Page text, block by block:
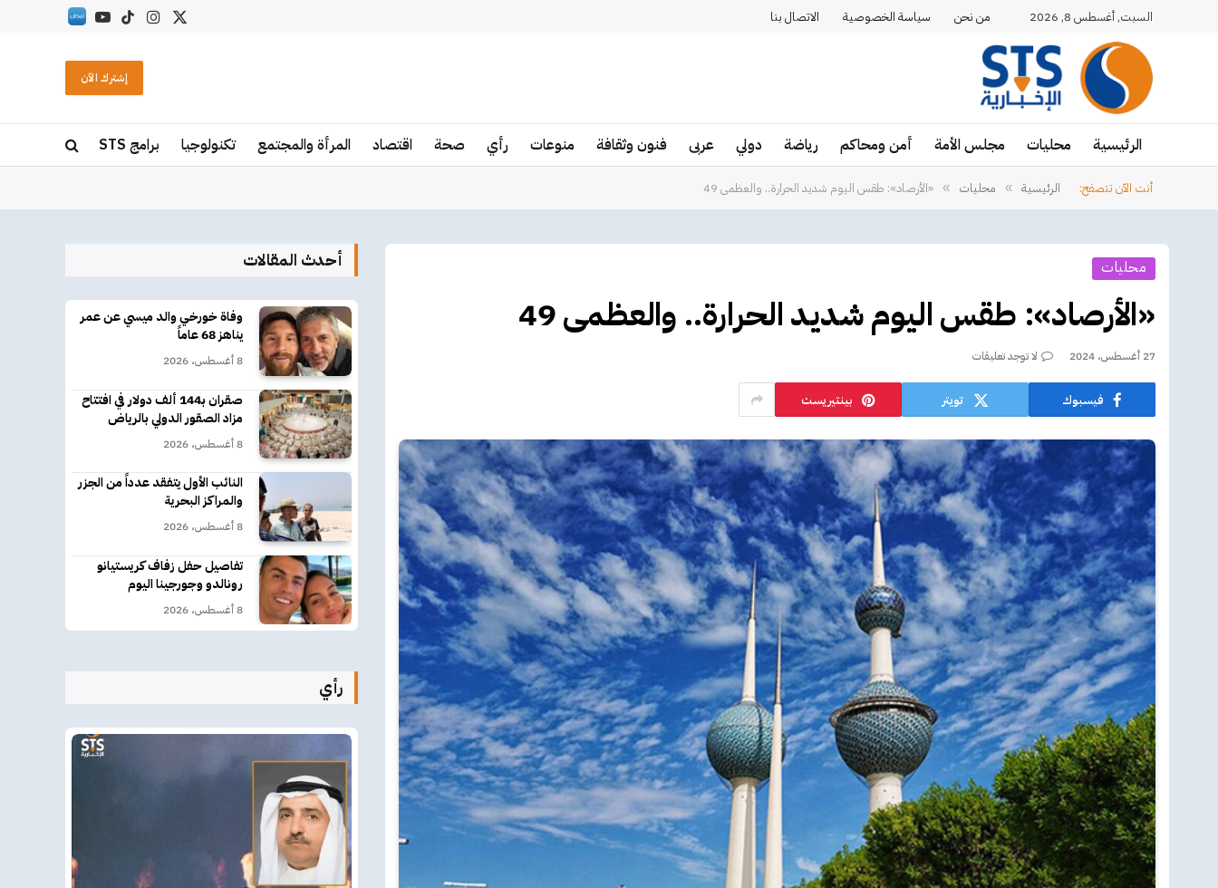
السبت, أغسطس 8, 2026 من نحن سياسة الخصوصية الاتصال بنا
X
الانستغرام
تيكتوكيوتيوب
RSS
إشترك الآن
الرئيسية محليات مجلس الأمة أمن ومحاكم رياضة دولي عربى فنون وثقافة منوعات رأي صحة اقتصاد المرأة والمجتمع تكنولوجيا برامج STS
أنت الآن تتصفح: الرئيسية » محليات » «الأرصاد»: طقس اليوم شديد الحرارة.. والعظمى 49
محليات
«الأرصاد»: طقس اليوم شديد الحرارة.. والعظمى 49
27 أغسطس، 2024 لا توجد تعليقات
فيسبوك تويتر بينتيريست
أحدث المقالات
وفاة خورخي والد ميسي عن عمر
يناهز 68 عاماً
8 أغسطس، 2026
صقران بـ144 ألف دولار في افتتاح
مزاد الصقور الدولي بالرياض
8 أغسطس، 2026
النائب الأول يتفقد عدداً من الجزر
والمراكز البحرية
8 أغسطس، 2026
تفاصيل حفل زفاف كريستيانو
رونالدو وجورجينا اليوم
8 أغسطس، 2026
رأي